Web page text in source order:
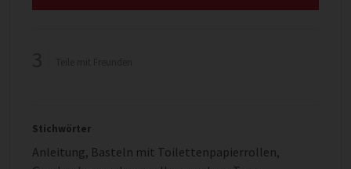
Stichwörter
Anleitung, Basteln mit Toilettenpapierrollen,